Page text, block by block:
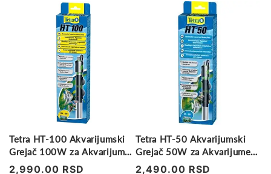
Tetra HT-100 Akvarijumski
Grejač 100W za Akvarijume
100-150L
Regularna
2,990.00 RSD
Tetra HT-50 Akvarijumski
Grejač 50W za Akvarijume
60-100L
Regularna
2,490.00 RSD